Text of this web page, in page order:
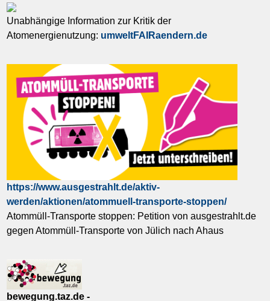
Unabhängige Information zur Kritik der
Atomenergienutzung: umweltFAIRaendern.de
https://www.ausgestrahlt.de/aktiv-
werden/aktionen/atommuell-transporte-stoppen/
Atommüll-Transporte stoppen: Petition von ausgestrahlt.de
gegen Atommüll-Transporte von Jülich nach Ahaus
bewegung.taz.de -